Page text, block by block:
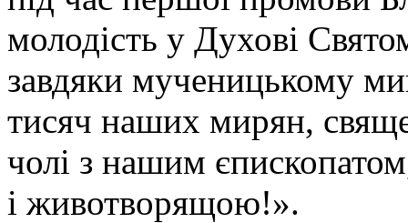
молодість у Духові
завдяки мученицькому
тисяч наших мирян,
чолі з нашим
і животворящою!».